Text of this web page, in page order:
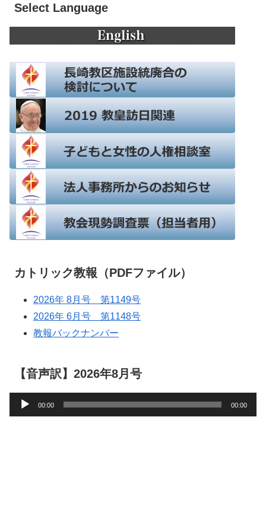
Select Language
カトリック教報（PDFファイル）
2026年 8月号 第1149号
2026年 6月号 第1148号
教報バックナンバー
【音声訳】2026年8月号
声
00:00 00:00